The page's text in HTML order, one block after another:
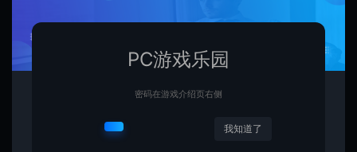
PC游戏乐园
密码在游戏介绍页右侧
我知道了